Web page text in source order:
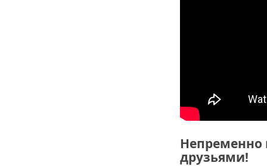
Непременно
друзьями!